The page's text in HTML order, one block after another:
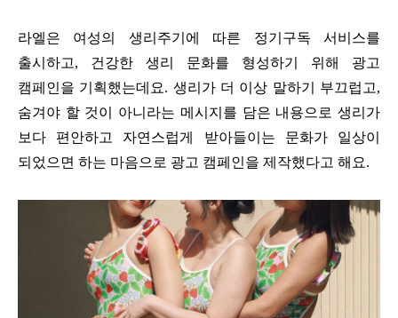
라엘은 여성의 생리주기에 따른 정기구독 서비스를
출시하고, 건강한 생리 문화를 형성하기 위해 광고
캠페인을 기획했는데요. 생리가 더 이상 말하기 부끄럽고,
숨겨야 할 것이 아니라는 메시지를 담은 내용으로 생리가
보다 편안하고 자연스럽게 받아들이는 문화가 일상이
되었으면 하는 마음으로 광고 캠페인을 제작했다고 해요.